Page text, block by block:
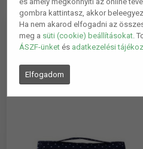
gombra kattintasz, akkor
Ha nem akarod elfogadni az
meg a süti (cookie) beállításokat.
ÁSZF-ünket és adatkezelési
Elfogadom